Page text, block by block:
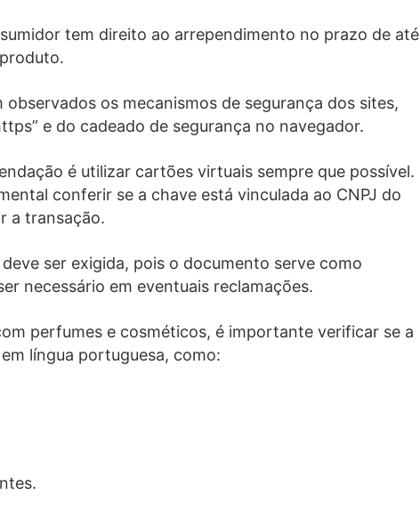
tem direito ao arrependimento no prazo de até
os mecanismos de segurança dos sites,
e do cadeado de segurança no navegador.
é utilizar cartões virtuais sempre que possível.
conferir se a chave está vinculada ao CNPJ do
a transação.
ser exigida, pois o documento serve como
necessário em eventuais reclamações.
perfumes e cosméticos, é importante verificar se a
língua portuguesa, como: